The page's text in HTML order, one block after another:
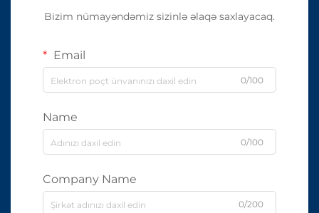
Bizim nümayəndəmiz sizinlə əlaqə saxlayacaq.
Email
0/100
Name
0/100
Company Name
0/200